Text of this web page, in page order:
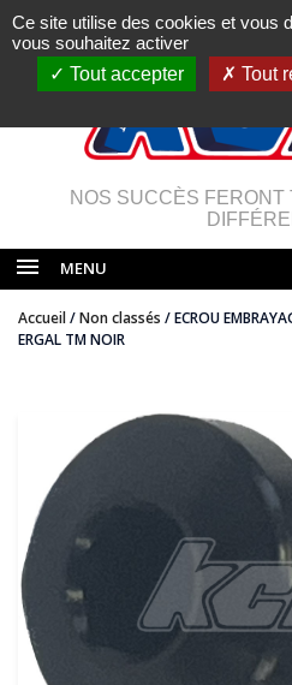
NOS SUCCÈS FERONT
MENU
Accueil/Non classés / ECROU
ERGAL TM NOIR
Ce site utilise des cookies et vous
vous souhaitez activer
Tout accepter
Tout